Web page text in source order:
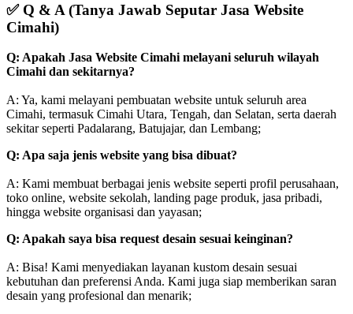
✅ Q & A (Tanya Jawab Seputar Jasa Website
Cimahi)
Q: Apakah Jasa Website Cimahi melayani seluruh wilayah
Cimahi dan sekitarnya?
A: Ya, kami melayani pembuatan website untuk seluruh area
Cimahi, termasuk Cimahi Utara, Tengah, dan Selatan, serta daerah
sekitar seperti Padalarang, Batujajar, dan Lembang;
Q: Apa saja jenis website yang bisa dibuat?
A: Kami membuat berbagai jenis website seperti profil perusahaan,
toko online, website sekolah, landing page produk, jasa pribadi,
hingga website organisasi dan yayasan;
Q: Apakah saya bisa request desain sesuai keinginan?
A: Bisa! Kami menyediakan layanan kustom desain sesuai
kebutuhan dan preferensi Anda. Kami juga siap memberikan saran
desain yang profesional dan menarik;